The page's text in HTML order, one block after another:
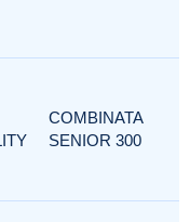
COMBINATA
SENIOR 300